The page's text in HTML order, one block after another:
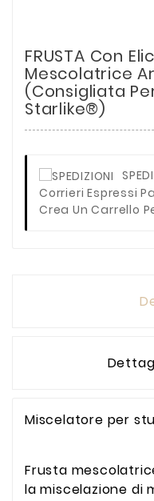
FRUSTA Con
Mescolatrice
(Consigliata
Starlike®)
Corrieri Espressi
Crea Un Carrello
Miscelatore per
Frusta
la miscelazione di